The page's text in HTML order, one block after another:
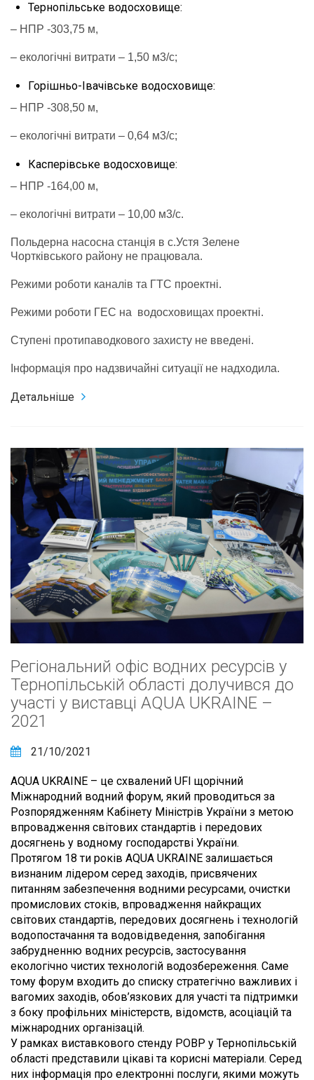
Тернопільське водосховище:
– НПР -303,75 м,
– екологічні витрати – 1,50 м3/с;
Горішньо-Івачівське водосховище:
– НПР -308,50 м,
– екологічні витрати – 0,64 м3/с;
Касперівське водосховище:
– НПР -164,00 м,
– екологічні витрати – 10,00 м3/с.
Польдерна насосна станція в с.Устя Зелене
Чортківського району не працювала.
Режими роботи каналів та ГТС проектні.
Режими роботи ГЕС на водосховищах проектні.
Ступені протипаводкового захисту не введені.
Інформація про надзвичайні ситуації не надходила.
Детальніше
Регіональний офіс водних ресурсів у
Тернопільській області долучився до
участі у виставці AQUA UKRAINE –
2021
21/10/2021
AQUA UKRAINE – це схвалений UFI щорічний
Міжнародний водний форум, який проводиться за
Розпорядженням Кабінету Міністрів України з метою
впровадження світових стандартів і передових
досягнень у водному господарстві України.
Протягом 18 ти років AQUA UKRAINE залишається
визнаним лідером серед заходів, присвячених
питанням забезпечення водними ресурсами, очистки
промислових стоків, впровадження найкращих
світових стандартів, передових досягнень і технологій
водопостачання та водовідведення, запобігання
забрудненню водних ресурсів, застосування
екологічно чистих технологій водозбереження. Саме
тому форум входить до списку стратегічно важливих і
вагомих заходів, обов’язкових для участі та підтримки
з боку профільних міністерств, відомств, асоціацій та
міжнародних організацій.
У рамках виставкового стенду РОВР у Тернопільській
області представили цікаві та корисні матеріали. Серед
них інформація про електронні послуги, якими можуть